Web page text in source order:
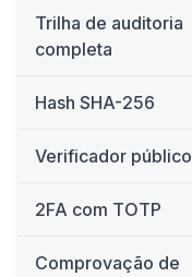
Trilha de auditoria
completa
Hash SHA-256
Verificador público
2FA com TOTP
Comprovação de